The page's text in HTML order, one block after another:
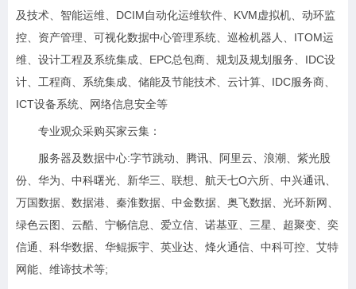
及技术、智能运维、DCIM自动化运维软件、KVM虚拟机、动环监
控、资产管理、可视化数据中心管理系统、巡检机器人、ITOM运
维、设计工程及系统集成、EPC总包商、规划及规划服务、IDC设
计、工程商、系统集成、储能及节能技术、云计算、IDC服务商、
ICT设备系统、网络信息安全等
专业观众采购买家云集：
服务器及数据中心:字节跳动、腾讯、阿里云、浪潮、紫光股
份、华为、中科曙光、新华三、联想、航天七O六所、中兴通讯、
万国数据、数据港、秦淮数据、中金数据、奥飞数据、光环新网、
绿色云图、云酷、宁畅信息、爱立信、诺基亚、三星、超聚变、奕
信通、科华数据、华鲲振宇、英业达、烽火通信、中科可控、艾特
网能、维谛技术等;